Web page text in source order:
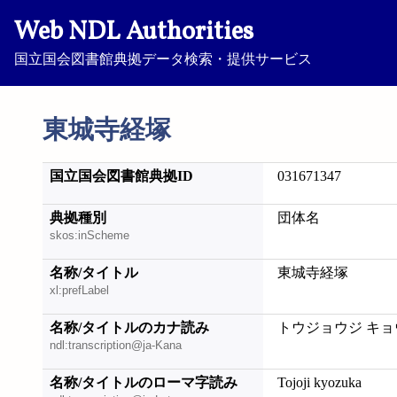
Web NDL Authorities
国立国会図書館典拠データ検索・提供サービス
東城寺経塚
国立国会図書館典拠ID 031671347
典拠種別
skos:inScheme
団体名
名称/タイトル
xl:prefLabel
東城寺経塚
名称/タイトルのカナ読み
ndl:transcription@ja-Kana
トウジョウジ キ
名称/タイトルのローマ字読み Tojoji kyozuka